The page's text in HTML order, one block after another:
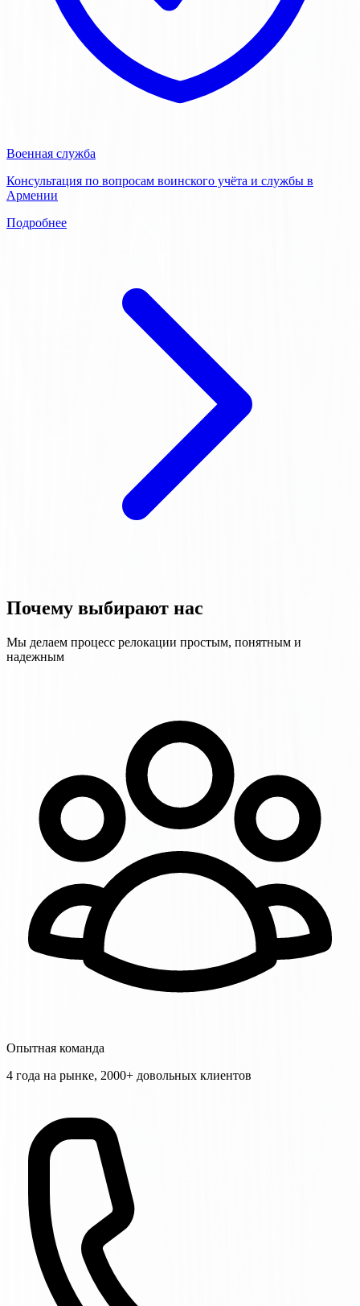
Военная служба
Консультация по вопросам воинского учёта и службы в
Армении
Подробнее
Почему выбирают нас
Мы делаем процесс релокации простым, понятным и
надежным
Опытная команда
4 года на рынке, 2000+ довольных клиентов